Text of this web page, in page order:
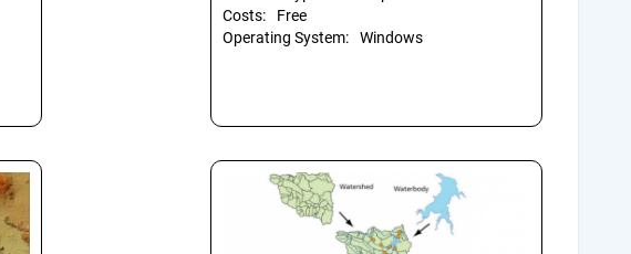
Costs:
Free
Operating System:
Windows